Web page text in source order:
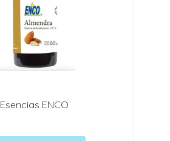
Esencias ENCO